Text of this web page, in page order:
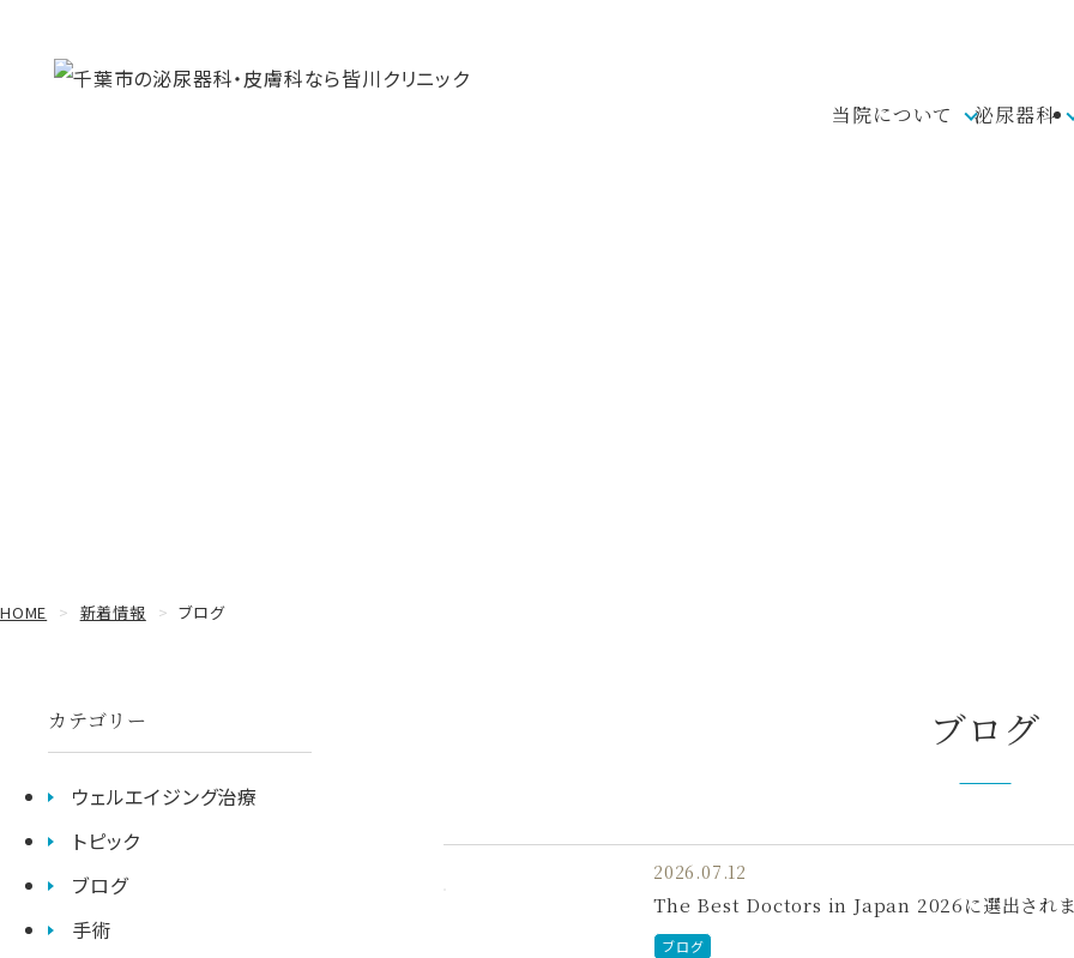
当院について 泌尿器科
HOME 新着情報 ブログ
カテゴリー
ウェルエイジング治療
トピック
ブログ
手術
ブログ
2026.07.12
The Best Doctors in Japan 2026に選出され
ブログ